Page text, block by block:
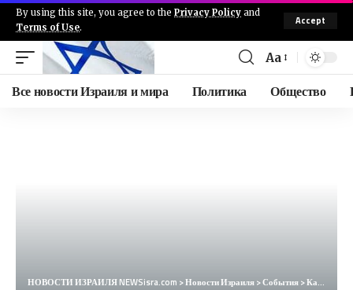
By using this site, you agree to the Privacy Policy and
Terms of Use.
Accept
Aa
Все новости Израиля и мира Политика Общество
НОВОСТИ ИЗРАИЛЯ NEWSisra.com >Новости Израиля>События>Канал «Аль-Арабия» сообщает из своих источников, что в результате атаки на школу в центре города Газ